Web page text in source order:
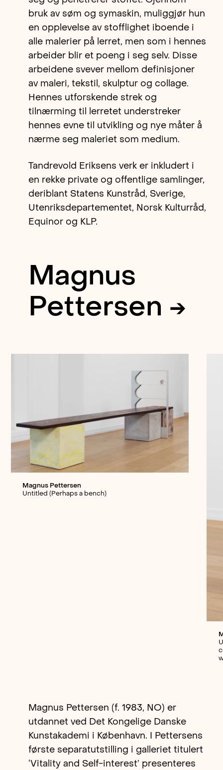
bruk av søm og symaskin, muliggjør hun
en opplevelse av stofflighet iboende i
alle malerier på lerret, men som i hennes
arbeider blir et poeng i seg selv. Disse
arbeidene svever mellom definisjoner
av maleri, tekstil, skulptur og collage.
Hennes utforskende strek og
tilnærming til lerretet understreker
hennes evne til utvikling og nye måter å
nærme seg maleriet som medium.
Tandrevold Eriksens verk er inkludert i
en rekke private og offentlige samlinger,
deriblant Statens Kunstråd, Sverige,
Utenriksdepartementet, Norsk Kulturråd,
Equinor og KLP.
Magnus
Pettersen →
Magnus Pettersen
Untitled (Perhaps a bench)
Magnus Pettersen (f. 1983, NO) er
utdannet ved Det Kongelige Danske
Kunstakademi i København. I Pettersens
første separatutstilling i galleriet titulert
‘Vitality and Self-interest’ presenteres